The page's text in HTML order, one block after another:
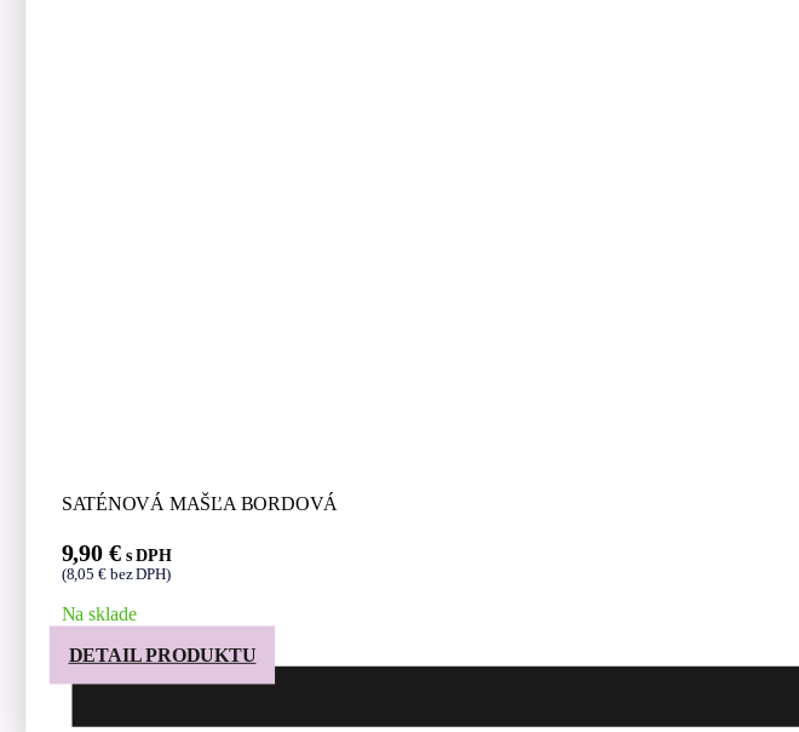
SATÉNOVÁ MAŠĽA BORDOVÁ
9,90 €s DPH
(8,05€bez DPH)
Na sklade
DETAIL PRODUKTU